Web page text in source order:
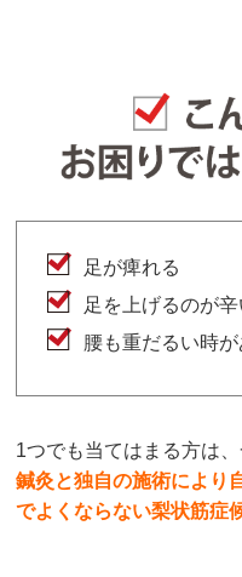
足が痺れる
足を上げるのが辛
腰も重だるい時が
1つでも当てはまる方は
鍼灸と独自の施術により
でよくならない梨状筋症